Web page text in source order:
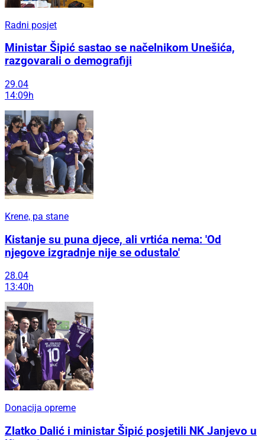
Radni posjet
Ministar Šipić sastao se načelnikom Unešića,
razgovarali o demografiji
29.04
14:09h
Krene, pa stane
Kistanje su puna djece, ali vrtića nema: 'Od
njegove izgradnje nije se odustalo'
28.04
13:40h
Donacija opreme
Zlatko Dalić i ministar Šipić posjetili NK Janjevo u